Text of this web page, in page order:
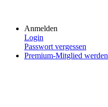
Anmelden
Login
Passwort vergessen
Premium-Mitglied werden